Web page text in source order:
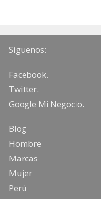
Síguenos:
Facebook.
Twitter.
Google Mi Negocio.
Blog
Hombre
Marcas
Mujer
Perú